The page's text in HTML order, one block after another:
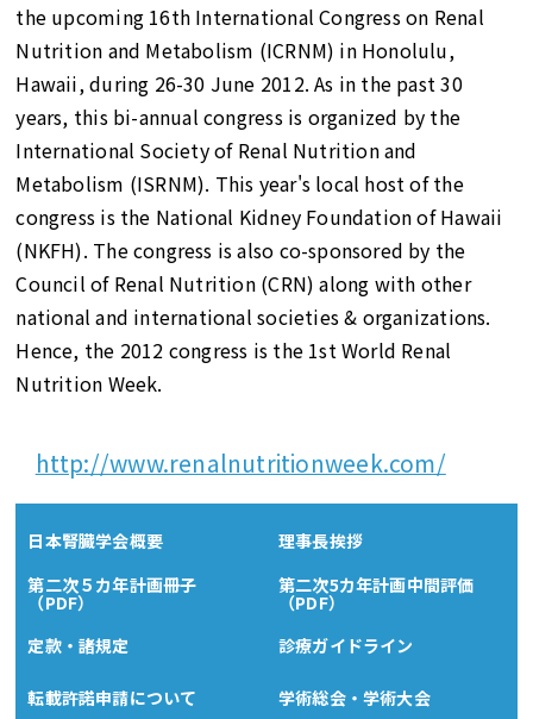
日本腎臓学会概要
理事長挨拶
第二次５カ年計画冊子
（PDF）
第二次5カ年計画中間評価
（PDF）
定款・諸規定
診療ガイドライン
転載許諾申請について 学術総会・学術大会
the upcoming 16th International Congress on Renal
Nutrition and Metabolism (ICRNM) in Honolulu,
Hawaii, during 26-30 June 2012. As in the past 30
years, this bi-annual congress is organized by the
International Society of Renal Nutrition and
Metabolism (ISRNM). This year's local host of the
congress is the National Kidney Foundation of Hawaii
(NKFH). The congress is also co-sponsored by the
Council of Renal Nutrition (CRN) along with other
national and international societies & organizations.
Hence, the 2012 congress is the 1st World Renal
Nutrition Week.
http://www.renalnutritionweek.com/